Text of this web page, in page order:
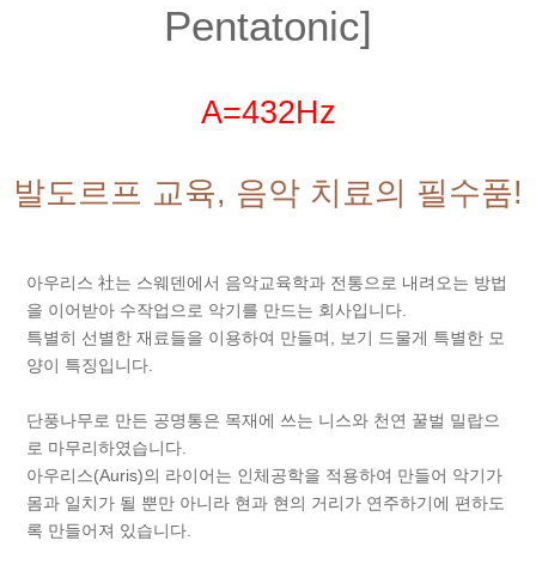
Pentatonic]
A=432Hz
발도르프 교육, 음악 치료의 필수품!
아우리스 社는 스웨덴에서 음악교육학과 전통으로 내려오는 방법
을 이어받아 수작업으로 악기를 만드는 회사입니다.
특별히 선별한 재료들을 이용하여 만들며, 보기 드물게 특별한 모
양이 특징입니다.
단풍나무로 만든 공명통은 목재에 쓰는 니스와 천연 꿀벌 밀랍으
로 마무리하였습니다.
아우리스(Auris)의 라이어는 인체공학을 적용하여 만들어 악기가
몸과 일치가 될 뿐만 아니라 현과 현의 거리가 연주하기에 편하도
록 만들어져 있습니다.